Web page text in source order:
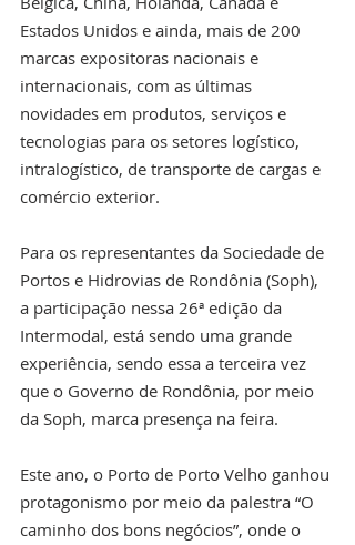
Estados Unidos e ainda, mais de 200
marcas expositoras nacionais e
internacionais, com as últimas
novidades em produtos, serviços e
tecnologias para os setores logístico,
intralogístico, de transporte de cargas e
comércio exterior.
Para os representantes da Sociedade de
Portos e Hidrovias de Rondônia (Soph),
a participação nessa 26ª edição da
Intermodal, está sendo uma grande
experiência, sendo essa a terceira vez
que o Governo de Rondônia, por meio
da Soph, marca presença na feira.
Este ano, o Porto de Porto Velho ganhou
protagonismo por meio da palestra “O
caminho dos bons negócios”, onde o